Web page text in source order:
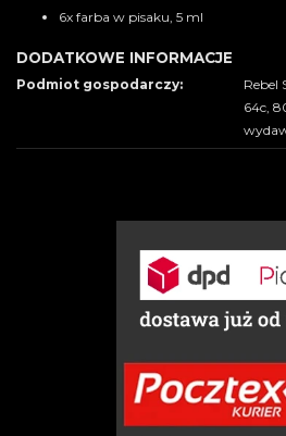
6x farba w pisaku, 5 ml
DODATKOWE INFORMACJE
Podmiot gospodarczy:
Rebel
64c,